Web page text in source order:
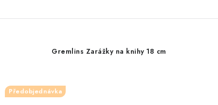
Gremlins Zarážky na knihy 18 cm
Předobjednávka